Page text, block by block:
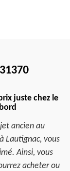
juste chez le
ancien au
Lautignac, vous
Ainsi, vous
acheter ou